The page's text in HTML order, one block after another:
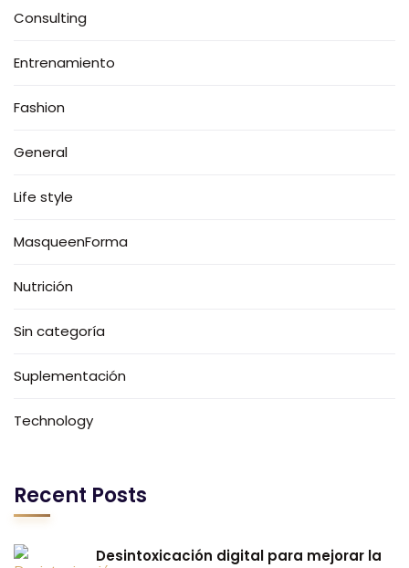
Consulting
Entrenamiento
Fashion
General
Life style
MasqueenForma
Nutrición
Sin categoría
Suplementación
Technology
Recent Posts
Desintoxicación digital para mejorar la